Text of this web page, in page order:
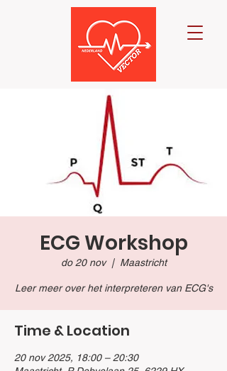
ECG Workshop
do 20 nov
  |
Maastricht
Leer meer over het interpreteren van ECG's
Time & Location
20 nov 2025, 18:00 – 20:30